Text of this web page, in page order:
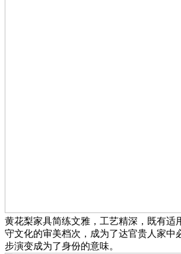
黄花梨家具简练文雅，工艺精深，既有适
守文化的审美档次，成为了达官贵人家中
步演变成为了身份的意味。